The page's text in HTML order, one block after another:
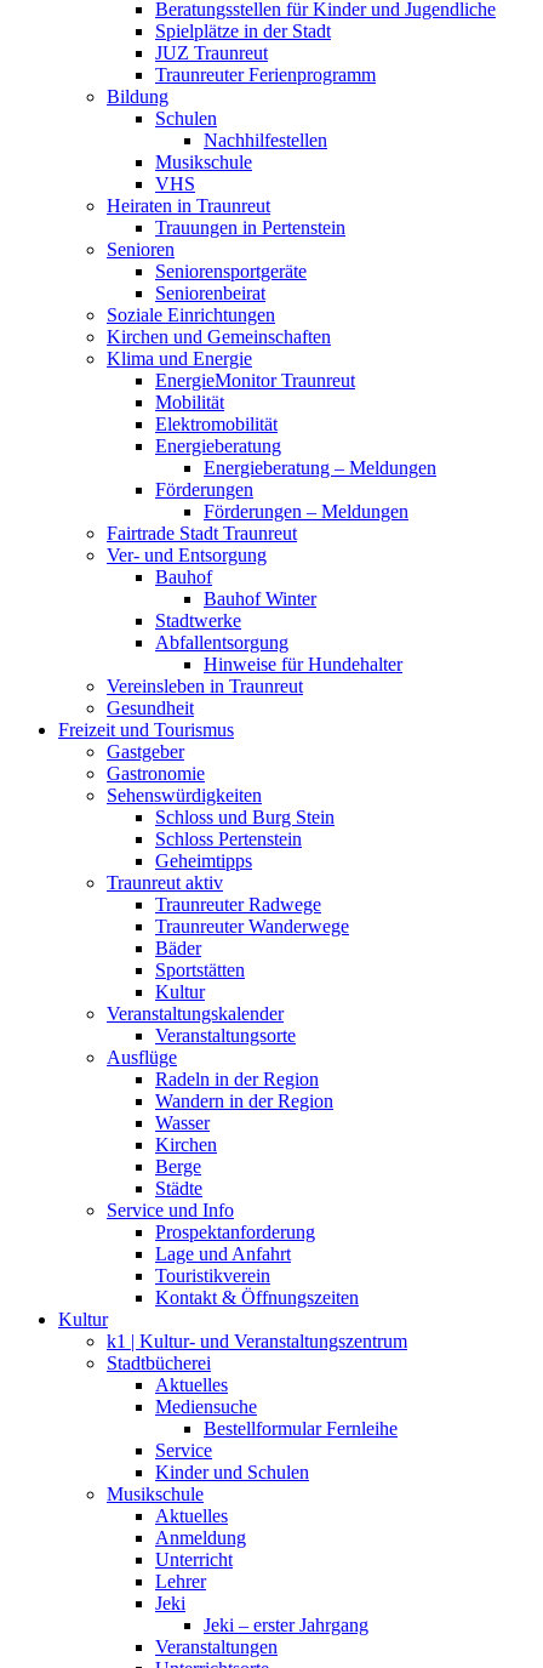
Beratungsstellen für Kinder und Jugendliche
Spielplätze in der Stadt
JUZ Traunreut
Traunreuter Ferienprogramm
Bildung
Schulen
Nachhilfestellen
Musikschule
VHS
Heiraten in Traunreut
Trauungen in Pertenstein
Senioren
Seniorensportgeräte
Seniorenbeirat
Soziale Einrichtungen
Kirchen und Gemeinschaften
Klima und Energie
EnergieMonitor Traunreut
Mobilität
Elektromobilität
Energieberatung
Energieberatung – Meldungen
Förderungen
Förderungen – Meldungen
Fairtrade Stadt Traunreut
Ver- und Entsorgung
Bauhof
Bauhof Winter
Stadtwerke
Abfallentsorgung
Hinweise für Hundehalter
Vereinsleben in Traunreut
Gesundheit
Freizeit und Tourismus
Gastgeber
Gastronomie
Sehenswürdigkeiten
Schloss und Burg Stein
Schloss Pertenstein
Geheimtipps
Traunreut aktiv
Traunreuter Radwege
Traunreuter Wanderwege
Bäder
Sportstätten
Kultur
Veranstaltungskalender
Veranstaltungsorte
Ausflüge
Radeln in der Region
Wandern in der Region
Wasser
Kirchen
Berge
Städte
Service und Info
Prospektanforderung
Lage und Anfahrt
Touristikverein
Kontakt & Öffnungszeiten
Kultur
k1 | Kultur- und Veranstaltungszentrum
Stadtbücherei
Aktuelles
Mediensuche
Bestellformular Fernleihe
Service
Kinder und Schulen
Musikschule
Aktuelles
Anmeldung
Unterricht
Lehrer
Jeki
Jeki – erster Jahrgang
Veranstaltungen